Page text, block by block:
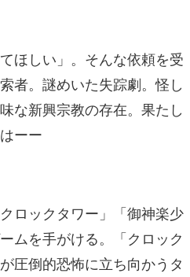
ほしい」。そんな依頼を受
者。謎めいた失踪劇。怪し
な新興宗教の存在。果たし
ーー
ロックタワー」「御神楽少
ムを手がける。「クロック
圧倒的恐怖に立ち向かうタ